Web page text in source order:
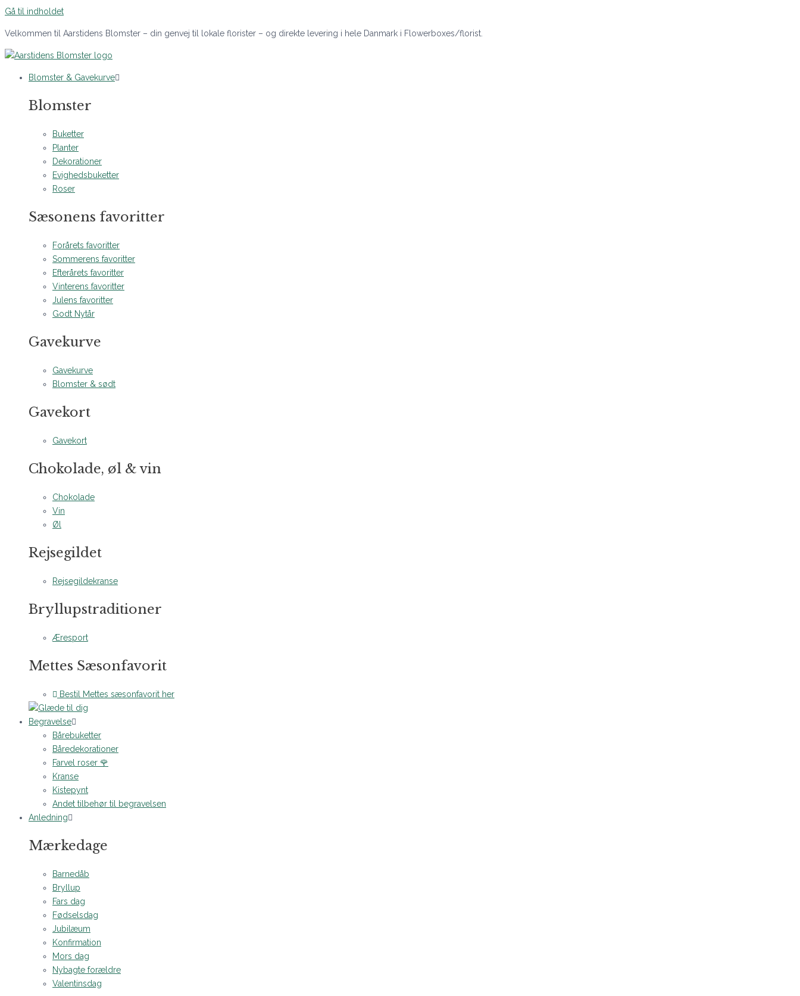
Gå til indholdet
Velkommen til Aarstidens Blomster – din genvej til lokale florister – og direkte levering i hele Danmark i Flowerboxes/florist.
Blomster & Gavekurve
Blomster
Buketter
Planter
Dekorationer
Evighedsbuketter
Roser
Sæsonens favoritter
Forårets favoritter
Sommerens favoritter
Efterårets favoritter
Vinterens favoritter
Julens favoritter
Godt Nytår
Gavekurve
Gavekurve
Blomster & sødt
Gavekort
Gavekort
Chokolade, øl & vin
Chokolade
Vin
Øl
Rejsegildet
Rejsegildekranse
Bryllupstraditioner
Æresport
Mettes Sæsonfavorit
Bestil Mettes sæsonfavorit her
Begravelse
Bårebuketter
Båredekorationer
Farvel roser 🌹
Kranse
Kistepynt
Andet tilbehør til begravelsen
Anledning
Mærkedage
Barnedåb
Bryllup
Fars dag
Fødselsdag
Jubilæum
Konfirmation
Mors dag
Nybagte forældre
Valentinsdag